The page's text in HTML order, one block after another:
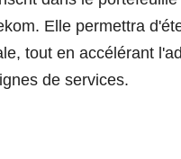
Elle permettra
tout en accélérant
de services.